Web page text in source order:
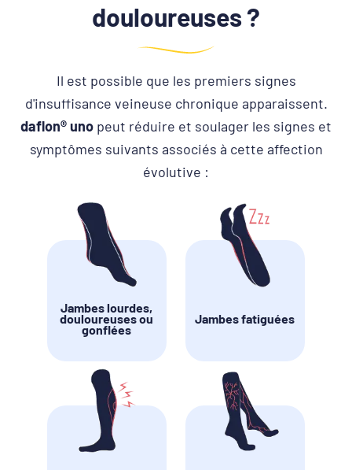
douloureuses ?
Il est possible que les premiers signes
d'insuffisance veineuse chronique apparaissent.
daflon® uno peut réduire et soulager les signes et
symptômes suivants associés à cette affection
évolutive :
Jambes lourdes,
douloureuses ou
gonflées
Jambes fatiguées